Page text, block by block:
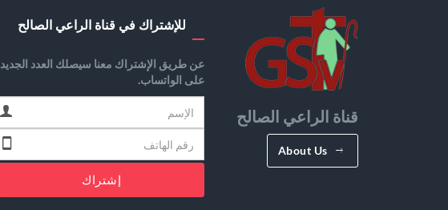
قناة الراعي الصالح
About Us
للإشتراك في قناة الراعي الصالح
عن طريق الإشتراك معنا سيصلك العدد الجديد
على الواتساب.
إشتراك